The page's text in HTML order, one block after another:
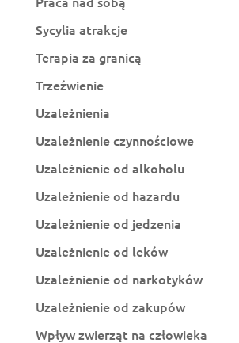
Sycylia atrakcje
Terapia za granicą
Trzeźwienie
Uzależnienia
Uzależnienie czynnościowe
Uzależnienie od alkoholu
Uzależnienie od hazardu
Uzależnienie od jedzenia
Uzależnienie od leków
Uzależnienie od narkotyków
Uzależnienie od zakupów
Wpływ zwierząt na człowieka